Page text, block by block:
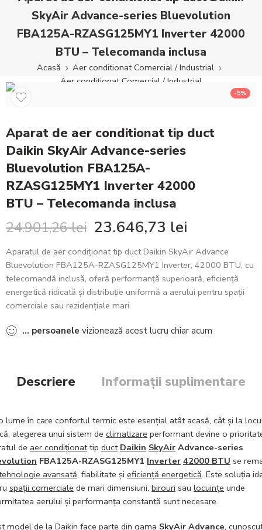
SkyAir Advance-series Bluevolution
FBA125A-RZASG125MY1 Inverter 42000
BTU – Telecomanda inclusa
Acasă
Aer conditionat Comercial / Industrial
Aer conditionat Comercial / Industrial
-5%
Aparat de aer conditionat tip duct
Daikin SkyAir Advance-series
Bluevolution FBA125A-
RZASG125MY1 Inverter 42000
BTU – Telecomanda inclusa
24.901,26lei 23.646,73 lei
Aparatul de aer condiționat tip duct Daikin SkyAir Advance
Bluevolution FBA125A-RZASG125MY1 Inverter, 42000 BTU, cu
telecomandă inclusă, oferă performanță superioară, eficiență
energetică ridicată și distribuție uniformă a aerului pentru spații
comerciale sau rezidențiale mari.
... persoanele vizionează acest lucru chiar acum
Descriere Informații suplimentare
lume în care confortul termic este esențial atât acasă, cât și la
alegerea unui sistem de climatizare performant devine o
de aer condiționattip duct Daikin SkyAir Advance-series
FBA125A-RZASG125MY1 Inverter 42000 BTU se
avansată, fiabilitate și eficiență energetică. Este soluția
spații comerciale de mari dimensiuni, birouri sau locuințe unde
aerului și performanța constantă sunt necesare.
model de la Daikin face parte din gama SkyAir Advance,